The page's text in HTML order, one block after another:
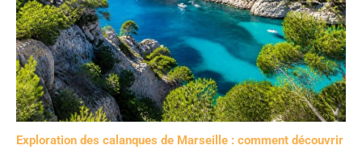
Exploration des calanques de Marseille : comment découvrir